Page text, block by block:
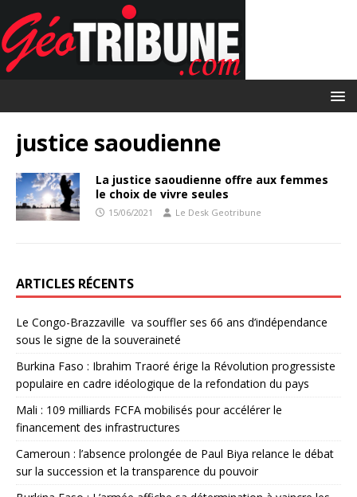
justice saoudienne
La justice saoudienne offre aux femmes
le choix de vivre seules
15/06/2021 Le Desk Geotribune
ARTICLES RÉCENTS
Le Congo-Brazzaville va souffler ses 66 ans d’indépendance
sous le signe de la souveraineté
Burkina Faso : Ibrahim Traoré érige la Révolution progressiste
populaire en cadre idéologique de la refondation du pays
Mali : 109 milliards FCFA mobilisés pour accélérer le
financement des infrastructures
Cameroun : l’absence prolongée de Paul Biya relance le débat
sur la succession et la transparence du pouvoir